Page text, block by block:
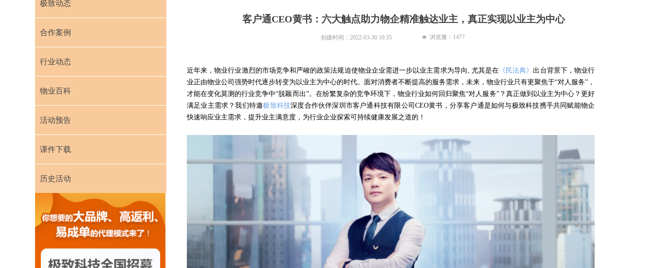
客户通CEO黄书：六大触点助力物企精准触达业主，真正实现以业主为中心
近年来，物业行业激烈的市场竞争和严峻的政策法规迫使物业企业需进一步以业主需求为导向, 尤其是在 《民法典》出台背景下，物业行
业正由物业公司强势时代逐步转变为以业主为中心的时代。面对消费者不断提高的服务需求，未来，物业行业只有更聚焦于“对人服务”，
才能在变化莫测的行业竞争中“脱颖而出”。在纷繁复杂的竞争环境下，物业行业如何回归聚焦“对人服务”？真正做到以业主为中心？更好
满足业主需求？我们特邀极致科技深度合作伙伴深圳市客户通科技有限公司CEO黄书，分享客户通是如何与极致科技携手共同赋能物企
快速响应业主需求，提升业主满意度，为行业企业探索可持续健康发展之道的！
创建时间： 2022-03-30 10:35
极致动态
合作案例
行业动态
物业百科
活动预告
课件下载
历史活动
넶 浏览量： 1477